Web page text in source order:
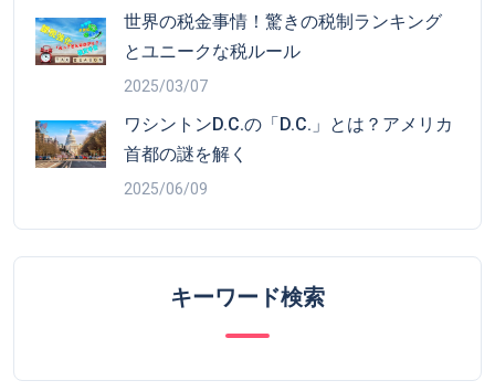
世界の税金事情！驚きの税制ランキング
とユニークな税ルール
2025/03/07
ワシントンD.C.の「D.C.」とは？アメリカ
首都の謎を解く
2025/06/09
キーワード検索